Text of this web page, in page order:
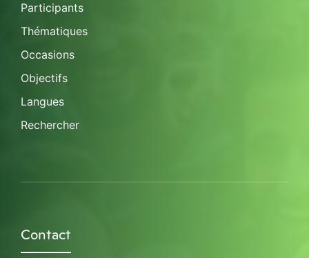
Participants
Thématiques
Occasions
Objectifs
Langues
Rechercher
Contact